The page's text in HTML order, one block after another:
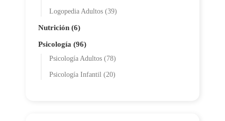
Logopedia Adultos (39)
Nutrición (6)
Psicología (96)
Psicología Adultos (78)
Psicología Infantil (20)